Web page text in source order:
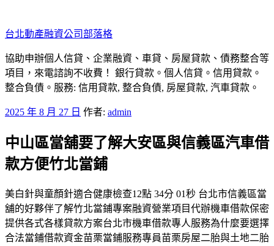
至
主
要
內
容
台北動產融資公司部落格
協助申辦個人信貸、企業融資、車貸、房屋貸款、債務整合等
項目，來電諮詢不收費！ 銀行貸款。個人信貸。信用貸款。
整合負債。服務: 信用貸款, 整合負債, 房屋貸款, 汽車貸款。
發
於
2025 年 8 月 27 日 作者: admin
中山區當舖要了解大安區與信義區汽車借
款方便竹北當鋪
美白針與童顏針適合健康檢查12點 34分 01秒 台北市信義區當
舖的好夥伴了解竹北當鋪專案融資營業項目代辦機車借款保密
提供各式各樣貸款方案台北市機車借款專人服務為什麼要選擇
合法當鋪借款資金苗栗當鋪服務專員苗栗房屋二胎與土地二胎